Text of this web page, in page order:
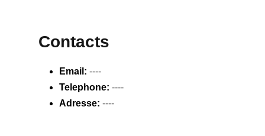
Contacts
Email: ----
Telephone: ----
Adresse: ----